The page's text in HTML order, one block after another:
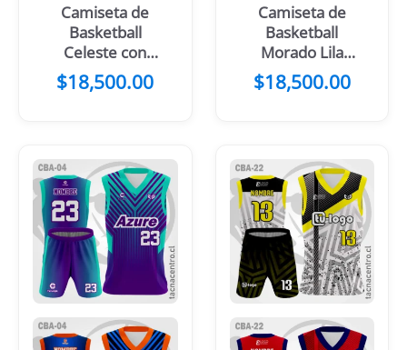
Camiseta de
Basketball
Celeste con
mangas azules
$18,500.00
Camiseta de
Basketball
Morado Lila
Mangas Negras
$18,500.00